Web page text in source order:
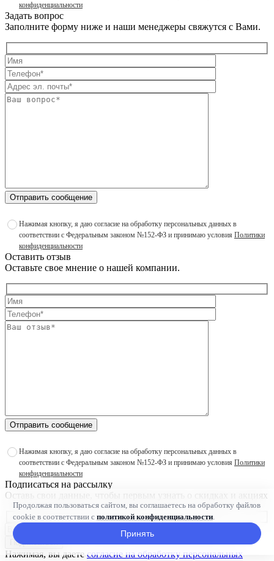
конфиденциальности
Задать вопрос
Заполните форму ниже и наши менеджеры свяжутся с Вами.
Отправить сообщение
Нажимая кнопку, я даю согласие на обработку персональных данных в
соответствии с Федеральным законом №152-ФЗ и принимаю условия Политики
конфиденциальности
Оставить отзыв
Оставьте свое мнение о нашей компании.
Отправить сообщение
Нажимая кнопку, я даю согласие на обработку персональных данных в
соответствии с Федеральным законом №152-ФЗ и принимаю условия Политики
конфиденциальности
Подписаться на рассылку
Оставь свои данные, чтобы первым узнать о скидках и акциях
Подписаться
Нажимая, вы даете согласие на обработку персональных
Продолжая пользоваться сайтом, вы соглашаетесь на обработку файлов
cookie в соответствии с политикой конфиденциальности.
Принять